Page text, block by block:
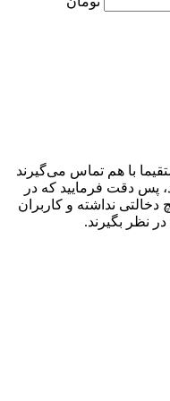
با هم تماس می‌گیرند
پس دقت فرمایید که در
نداشته و کاربران
نظر بگیرند.